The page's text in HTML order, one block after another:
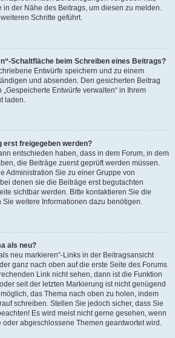
der Nähe des Beitrags, um diesen zu melden.
Schritte geführt.
Schaltfläche beim Schreiben eines Beitrags?
Entwürfe speichern und zu einem
und absenden. Den gesicherten Beitrag
Entwürfe verwalten“ in Ihrem
laden.
erst freigegeben werden?
entschieden haben, dass in dem Forum, in dem
die Beiträge zuerst geprüft werden müssen.
Administration Sie zu einer Gruppe von
denen sie die Beiträge erst begutachten
sichtbar werden. Bitte kontaktieren Sie die
Sie weitere Informationen dazu benötigen.
als neu?
neu markieren“-Links in der Beitragsansicht
ganz nach oben auf die erste Seite des Forums
Link nicht sehen, dann ist die Funktion
seit der letzten Markierung ist nicht genügend
das Thema nach oben zu holen, indem
schreiben. Stellen Sie jedoch sicher, dass Sie
Es wird meist nicht gerne gesehen, wenn
oder abgeschlossene Themen geantwortet wird.